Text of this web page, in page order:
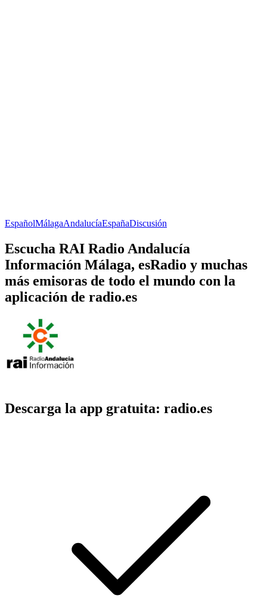
EspañolMálagaAndalucíaEspañaDiscusión
Escucha RAI Radio Andalucía
Información Málaga, esRadio y muchas
más emisoras de todo el mundo con la
aplicación de radio.es
Descarga la app gratuita: radio.es